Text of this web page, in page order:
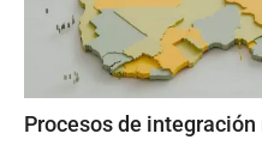
Procesos de